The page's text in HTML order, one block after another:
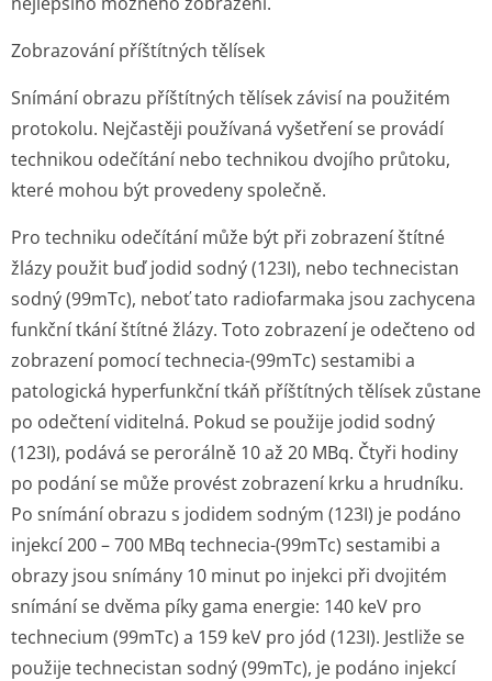
Zobrazování příštítných tělísek
Snímání obrazu příštítných tělísek závisí na použitém
protokolu. Nejčastěji používaná vyšetření se provádí
technikou odečítání nebo technikou dvojího průtoku,
které mohou být provedeny společně.
Pro techniku odečítání může být při zobrazení štítné
žlázy použit buď jodid sodný (123I), nebo technecistan
sodný (99mTc), neboť tato radiofarmaka jsou zachycena
funkční tkání štítné žlázy. Toto zobrazení je odečteno od
zobrazení pomocí technecia-(99mTc) sestamibi a
patologická hyperfunkční tkáň příštítných tělísek zůstane
po odečtení viditelná. Pokud se použije jodid sodný
(123I), podává se perorálně 10 až 20 MBq. Čtyři hodiny
po podání se může provést zobrazení krku a hrudníku.
Po snímání obrazu s jodidem sodným (123I) je podáno
injekcí 200 – 700 MBq technecia-(99mTc) sestamibi a
obrazy jsou snímány 10 minut po injekci při dvojitém
snímání se dvěma píky gama energie: 140 keV pro
technecium (99mTc) a 159 keV pro jód (123I). Jestliže se
použije technecistan sodný (99mTc), je podáno injekcí